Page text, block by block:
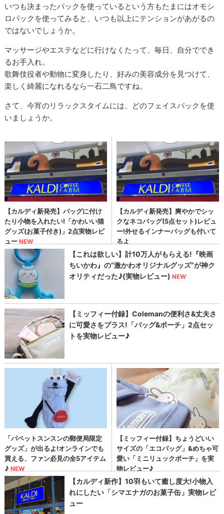
いつも決まったパックを使っているという方もたまにはオモシ
ロパックを使ってみると、いつも以上にテンションがあがるの
ではないでしょうか。
マッサージやエステなどに行けなくたって、毎日、自分ででき
るお手入れ。
歌舞伎役者や動物に変身したり、好みの美容成分を見つけて、
楽しく綺麗になれるなら一石二鳥ですね。
さて、今宵のリラックスタイムには、どのフェイスパックを使
いましょうか。